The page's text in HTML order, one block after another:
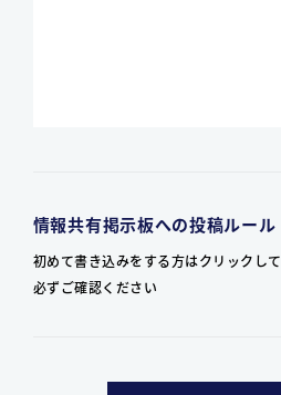
情報共有掲示板への投稿ルール
初めて書き込みをする方はクリックして
必ずご確認ください